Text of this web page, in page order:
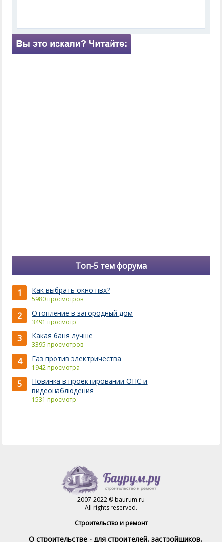
Топ-5 тем форума
1 Как выбрать окно пвх?
5980 просмотров
2 Отопление в загородный дом
3491 просмотр
3 Какая баня лучше
3395 просмотров
4 Газ против электричества
1942 просмотра
5
Новинка в проектировании ОПС и
видеонаблюдения
1531 просмотр
2007-2022 © baurum.ru
All rights reserved.
Строительство и ремонт
О строительстве - для строителей, застройщиков,